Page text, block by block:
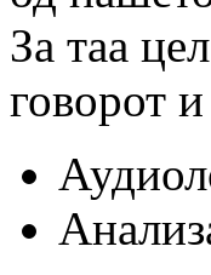
За таа
говорот